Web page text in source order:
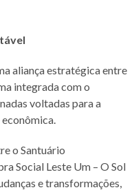
aliança estratégica entre
integrada com o
voltadas para a
o Santuário
Social Leste Um – O Sol
e transformações,